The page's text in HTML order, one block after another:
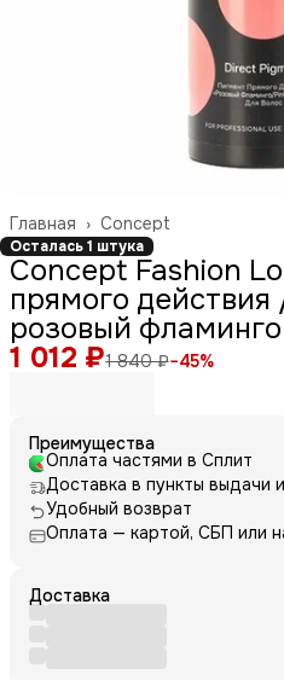
Concept
Главная ›
Осталась 1 штука
Concept Fashion
прямого действия
розовый
1 012 ₽1 840 ₽−45%
Преимущества
Оплата частями в Сплит
Доставка в пункты выдачи
Удобный возврат
Оплата — картой, СБП или
Доставка